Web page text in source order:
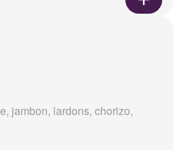
jambon, lardons, chorizo,